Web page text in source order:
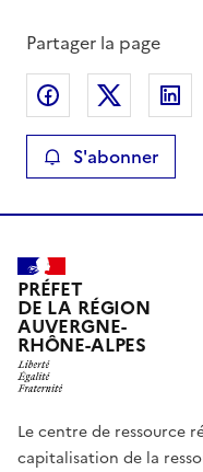
Partager la page
Partager sur
S'abonner
PRÉFET
DE LA RÉGION
AUVERGNE-
RHÔNE-ALPES
Le centre de ressource
capitalisation de la